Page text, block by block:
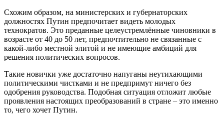
Схожим образом, на министерских и губернаторских
должностях Путин предпочитает видеть молодых
технократов. Это преданные целеустремлённые чиновники в
возрасте от 40 до 50 лет, предпочтительно не связанные с
какой-либо местной элитой и не имеющие амбиций для
решения политических вопросов.
Такие новички уже достаточно напуганы неутихающими
политическими чистками и не предпримут ничего без
одобрения руководства. Подобная ситуация отложит любые
проявления настоящих преобразований в стране – это именно
то, чего хочет Путин.